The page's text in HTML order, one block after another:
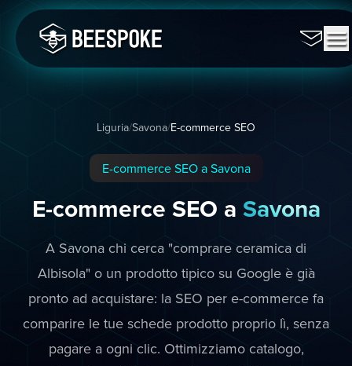
Liguria/Savona/E-commerce SEO
E-commerce SEO a Savona
E-commerce SEO a Savona
A Savona chi cerca "comprare ceramica di
Albisola" o un prodotto tipico su Google è già
pronto ad acquistare: la SEO per e-commerce fa
comparire le tue schede prodotto proprio lì, senza
pagare a ogni clic. Ottimizziamo catalogo,